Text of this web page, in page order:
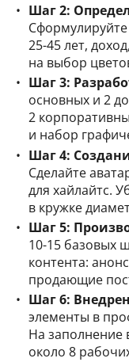
Шаг 2:
Сформулируйте
25-45 лет,
на выбор
Шаг 3:
основных и 2
2
и набор
Шаг 4:
Сделайте
для хайлайтс.
в кружке
Шаг 5:
10-15 базовых
контента:
продающие
Шаг 6:
элементы в
На заполнение
около 8